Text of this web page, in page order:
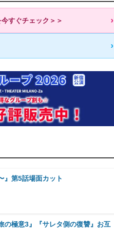
すぐチェック＞＞
』第5話場面カット
の極意3』『サレタ側の復讐』お互